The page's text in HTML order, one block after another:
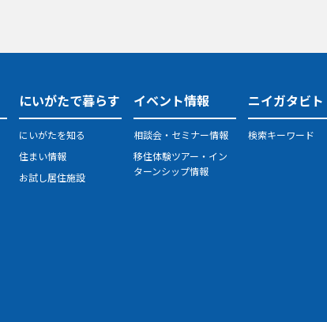
にいがたで暮らす
にいがたを知る
住まい情報
お試し居住施設
イベント情報
相談会・セミナー情報
移住体験ツアー・イン
ターンシップ情報
ニイガタビト
検索キーワード